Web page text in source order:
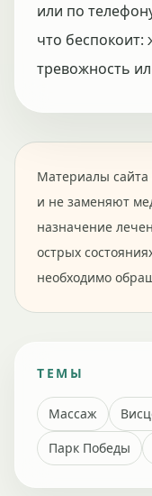
или по
что беспокоит:
тревожность
Материалы
и не заменяют
назначение
острых
необходимо
ТЕМЫ
Массаж
Парк Победы